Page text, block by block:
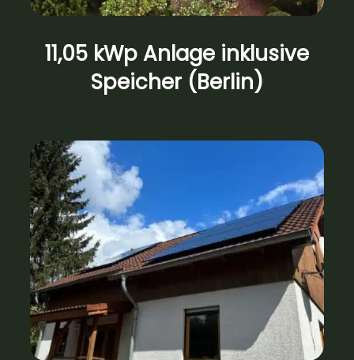
11,05 kWp Anlage inklusive
Speicher (Berlin)